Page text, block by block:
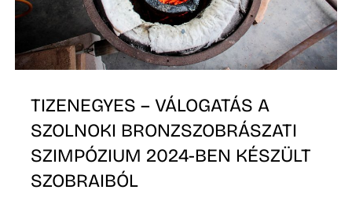
TIZENEGYES – VÁLOGATÁS A
SZOLNOKI BRONZSZOBRÁSZATI
SZIMPÓZIUM 2024-BEN KÉSZÜLT
SZOBRAIBÓL